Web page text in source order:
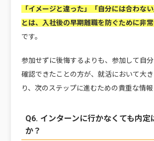
「イメージと違った」「自分には合わな
とは、入社後の早期離職を防ぐために非
です。
参加せずに後悔するよりも、参加して自
確認できたことの方が、就活において大
り、次のステップに進むための貴重な情
Q6. インターンに行かなくても内定
か？